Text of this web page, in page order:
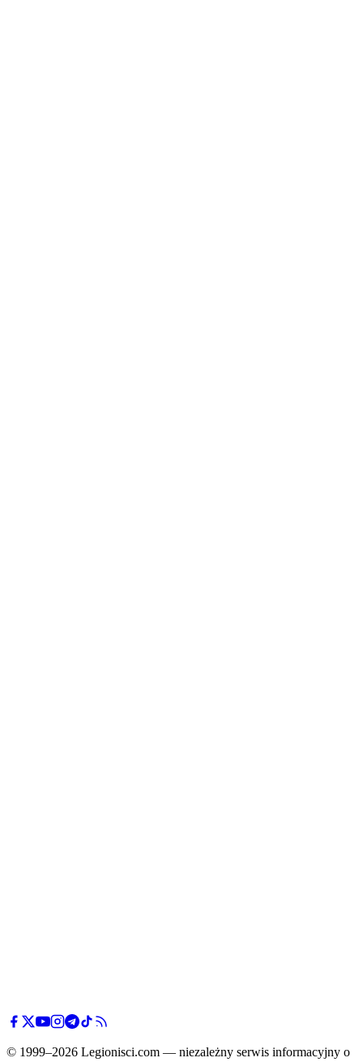
© 1999–2026 Legionisci.com — niezależny serwis informacyjny o